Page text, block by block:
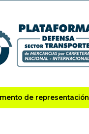
de representación